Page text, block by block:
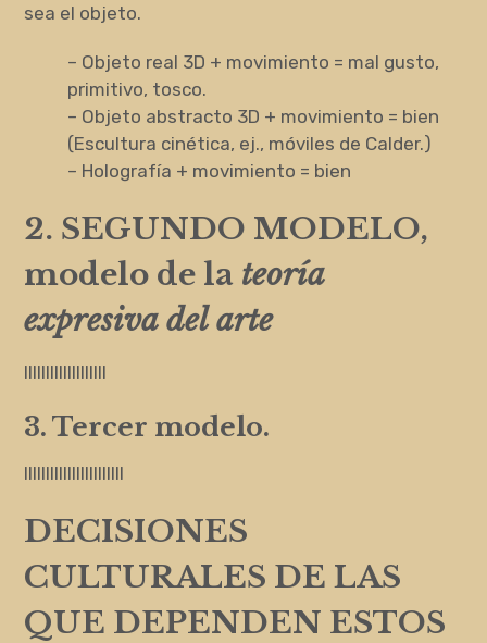
sea el objeto.
– Objeto real 3D + movimiento = mal gusto,
primitivo, tosco.
– Objeto abstracto 3D + movimiento = bien
(Escultura cinética, ej., móviles de Calder.)
– Holografía + movimiento = bien
2. SEGUNDO MODELO,
modelo de la teoría
expresiva del arte
lllllllllllllllllll
3. Tercer modelo.
lllllllllllllllllllllll
DECISIONES
CULTURALES DE LAS
QUE DEPENDEN ESTOS